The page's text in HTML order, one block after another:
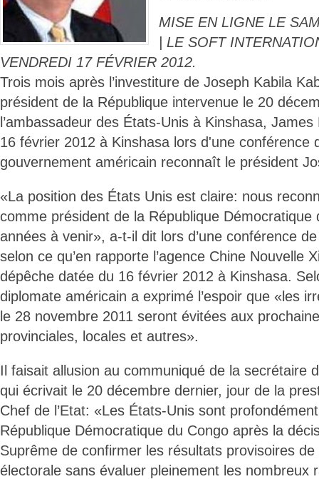
MISE EN LIGNE LE
| LE SOFT
VENDREDI 17 FÉVRIER 2012.
Trois mois après l’investiture de Joseph Kabila
président de la République intervenue le 20
l’ambassadeur des États-Unis à Kinshasa,
16 février 2012 à Kinshasa lors d'une conférence
gouvernement américain reconnaît le président
«La position des États Unis est claire: nous
comme président de la République Démocratique
années à venir», a-t-il dit lors d’une conférence
selon ce qu’en rapporte l’agence Chine Nouvelle
dépêche datée du 16 février 2012 à Kinshasa.
diplomate américain a exprimé l’espoir que «les
le 28 novembre 2011 seront évitées aux
provinciales, locales et autres».
Il faisait allusion au communiqué de la secrétaire
qui écrivait le 20 décembre dernier, jour de la
Chef de l’Etat: «Les États-Unis sont
République Démocratique du Congo après la
Suprême de confirmer les résultats provisoires
électorale sans évaluer pleinement les nombreux